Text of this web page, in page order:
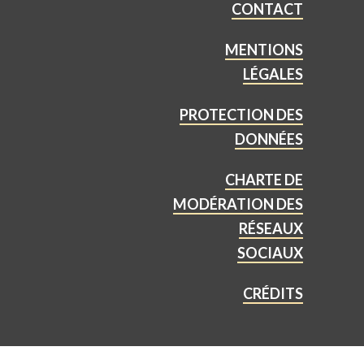
CONTACT
MENTIONS
LÉGALES
PROTECTION DES
DONNÉES
CHARTE DE
MODÉRATION DES
RÉSEAUX
SOCIAUX
CRÉDITS